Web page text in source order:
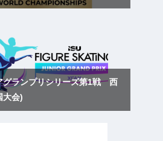
グランプリシリーズ第1戦 西
大会)